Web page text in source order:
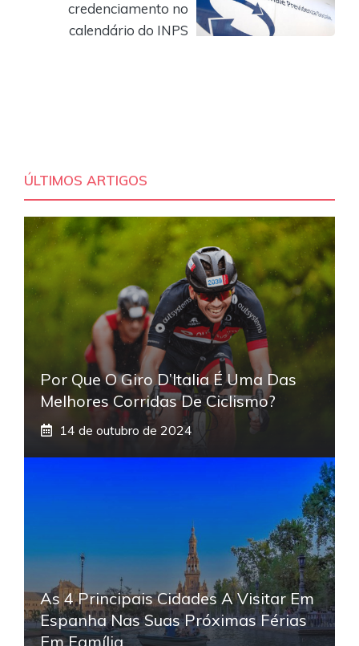
credenciamento no
calendário do INPS
ÚLTIMOS ARTIGOS
Por Que O Giro D’Italia É Uma Das
Melhores Corridas De Ciclismo?
14 de outubro de 2024
As 4 Principais Cidades A Visitar Em
Espanha Nas Suas Próximas Férias
Em Família